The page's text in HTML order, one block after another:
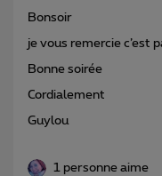
Bonsoir
je vous remercie c’est
Bonne soirée
Cordialement
Guylou
1 personne aime